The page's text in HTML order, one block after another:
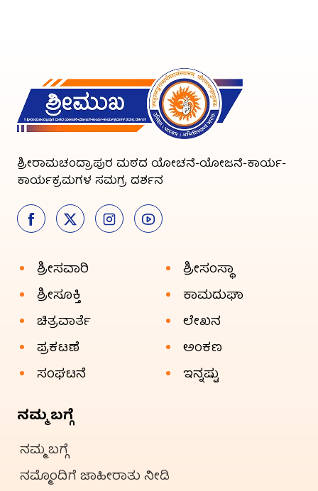
ಶ್ರೀರಾಮಚಂದ್ರಾಪುರ ಮಠದ ಯೋಚನೆ-ಯೋಜನೆ-ಕಾರ್ಯ-
ಕಾರ್ಯಕ್ರಮಗಳ ಸಮಗ್ರ ದರ್ಶನ
ಶ್ರೀಸವಾರಿ
ಶ್ರೀಸಂಸ್ಥಾ
ಶ್ರೀಸೂಕ್ತಿ
ಕಾಮದುಘಾ
ಚಿತ್ರವಾರ್ತೆ
ಲೇಖನ
ಪ್ರಕಟಣೆ
ಅಂಕಣ
ಸಂಘಟನೆ
ಇನ್ನಷ್ಟು
ನಮ್ಮ ಬಗ್ಗೆ
ನಮ್ಮ ಬಗ್ಗೆ
ನಮ್ಮೊಂದಿಗೆ ಜಾಹೀರಾತು ನೀಡಿ